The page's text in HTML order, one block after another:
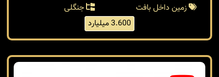
زمین داخل بافت
جنگلی
3.600 میلیارد